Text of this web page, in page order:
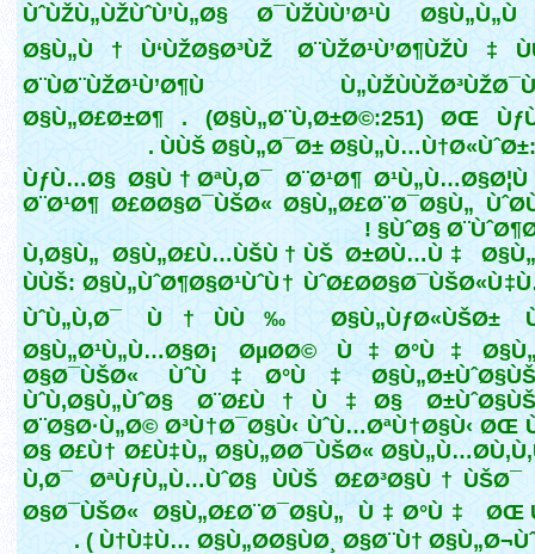
ÙˆÙŽÙ„ÙŽÙˆÙ’Ù„Ø§ Ø¯ÙŽÙÙ’Ø¹Ù
Ø§Ù„Ù†Ù‘ÙŽØ§Ø³ÙŽ
Ø¨ÙØ¨ÙŽØ¹Ù’Ø¶Ù
Ø§Ù„Ø£Ø±Ø¶ . (Ø§Ù„Ø¨Ù‚Ø±Ø©:251) ØŒ
ÙÙŠ Ø§Ù„Ø¯Ø±
ÙƒÙ…Ø§ Ø§Ù†ØªÙ‚Ø¯ Ø¨Ø¹Ø¶
Ø¨Ø¹Ø¶ Ø£Ø­Ø§Ø¯ÙŠØ« Ø§Ù„Ø£Ø¨Ø¯Ø§Ù„
ÙˆØ§
Ù‚Ø§Ù„ Ø§Ù„Ø£Ù…ÙŠÙ†ÙŠ Ø±Ø­Ù…Ù‡
ÙÙŠ: Ø§Ù„ÙˆØ¶Ø§Ø¹ÙˆÙ†
ÙˆÙ„Ù‚Ø¯ Ù†ÙÙ‰ Ø§Ù„ÙƒØ«ÙŠØ±
Ø§Ù„Ø¹Ù„Ù…Ø§Ø¡ ØµØ­Ø© Ù‡Ø°Ù‡
Ø§Ø¯ÙŠØ« ÙˆÙ‡Ø°Ù‡
ÙˆÙ‚Ø§Ù„ÙˆØ§ Ø¨Ø£Ù†Ù‡Ø§
Ø¨Ø§Ø·Ù„Ø© Ø³Ù†Ø¯Ø§Ù‹ ÙˆÙ…ØªÙ†Ø§Ù‹ ØŒ
Ø§ Ø£Ù† Ø£Ù‡Ù„ Ø§Ù„Ø­Ø¯ÙŠØ«
Ù‚Ø¯ ØªÙƒÙ„Ù…ÙˆØ§ ÙÙŠ
Ø§Ø¯ÙŠØ« Ø§Ù„Ø£Ø¨Ø¯Ø§Ù„ Ù‡Ø°Ù‡ ØŒ
Ù†Ù‡Ù… Ø§Ù„Ø­Ø§ÙØ¸ Ø§Ø¨Ù†